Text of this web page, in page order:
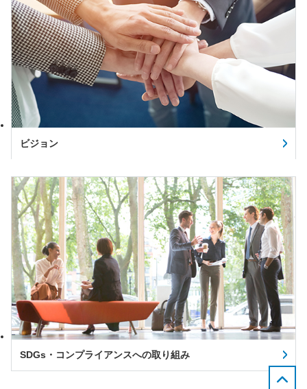
ビジョン
SDGs・コンプライアンスへの取り組み